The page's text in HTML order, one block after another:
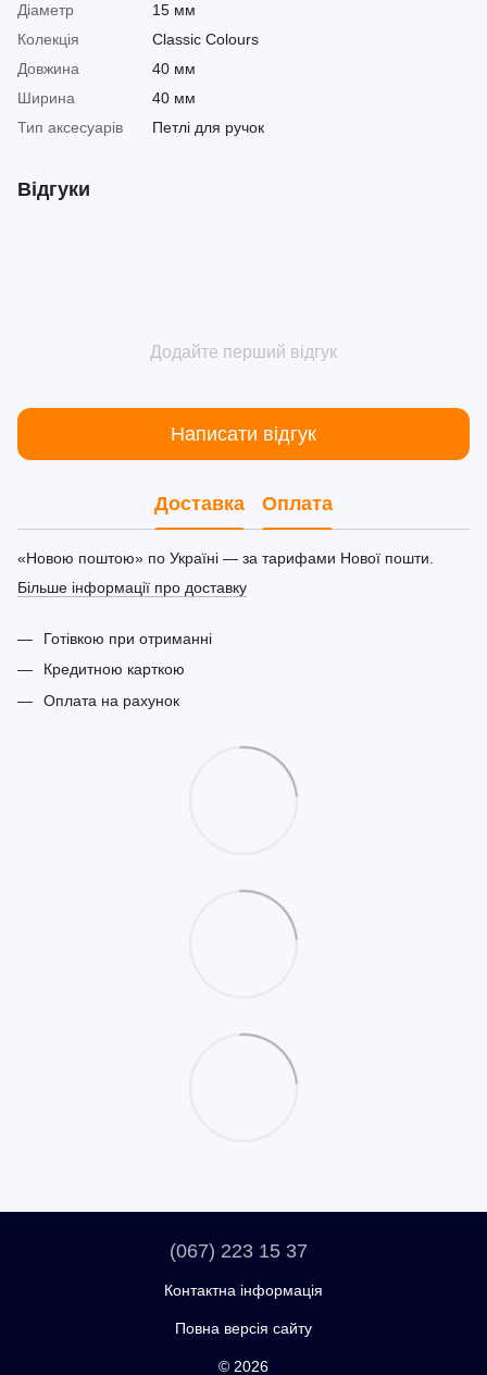
Діаметр
15 мм
Колекція
Classic Colours
Довжина
40 мм
Ширина
40 мм
Тип аксесуарів
Петлі для ручок
Відгуки
Додайте перший відгук
Написати відгук
Доставка Оплата
«Новою поштою» по Україні — за тарифами Нової пошти.
Більше інформації про доставку
Готівкою при отриманні
Кредитною карткою
Оплата на рахунок
(067) 223 15 37
Контактна інформація
Повна версія сайту
© 2026